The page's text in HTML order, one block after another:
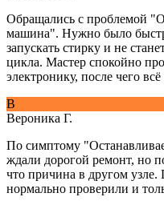
Обращались с проблемой
машина". Нужно было
запускать стирку и не
цикла. Мастер спокойно
электронику, после чего
В
Вероника Г.
По симптому
ждали дорогой ремонт, но
что причина в другом узле.
нормально проверили и